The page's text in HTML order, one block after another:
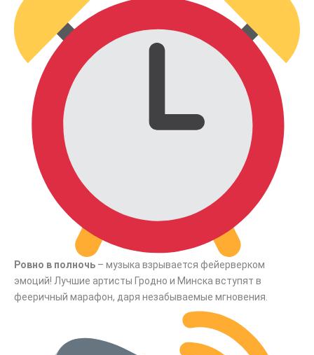
Ровно в полночь – музыка взрывается фейерверком
эмоций! Лучшие артисты Гродно и Минска вступят в
фееричный марафон, даря незабываемые мгновения.